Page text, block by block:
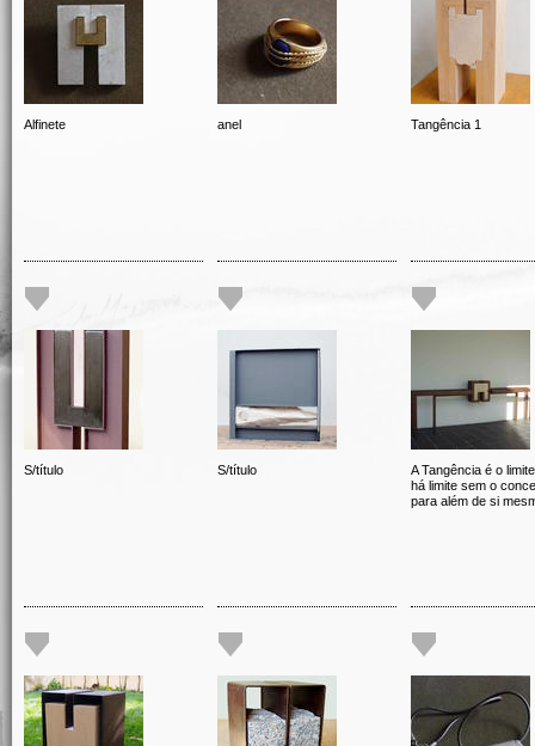
Alfinete anel Tangência 1
S/título S/título
A Tangência é o
há limite sem o
para além de si